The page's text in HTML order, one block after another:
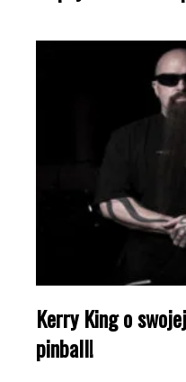
Kerry King o
pinball!